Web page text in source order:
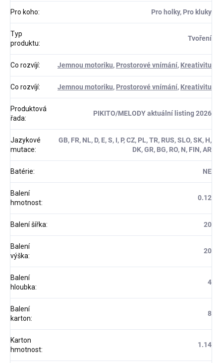
Pro koho: Pro holky, Pro kluky
Typ
produktu:
Tvoření
Co rozvíjí: Jemnou motoriku, Prostorové vnímání, Kreativitu
Co rozvíjí: Jemnou motoriku, Prostorové vnímání, Kreativitu
Produktová
řada:
PIKITO/MELODY aktuální listing 2026
Jazykové
mutace:
GB, FR, NL, D, E, S, I, P, CZ, PL, TR, RUS, SLO, SK, H,
DK, GR, BG, RO, N, FIN, AR
Batérie: NE
Balení
hmotnost:
0.12
Balení šířka: 20
Balení
výška:
20
Balení
hloubka:
4
Balení
karton:
8
Karton
hmotnost:
1.14